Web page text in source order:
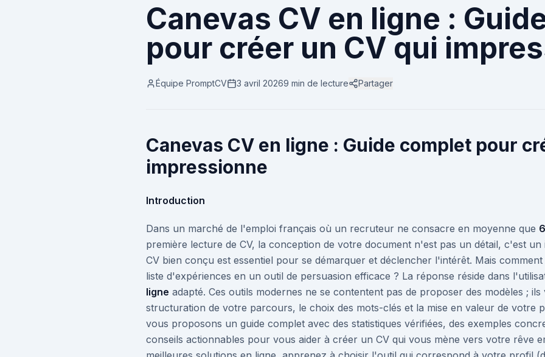
Canevas CV en ligne :
pour créer un CV qui
Équipe PromptCV 3 avril 20269 min de lecture Partager
Canevas CV en ligne : Guide complet pour
impressionne
Introduction
Dans un marché de l'emploi français où un recruteur ne consacre en moyenne que
première lecture de CV, la conception de votre document n'est pas un détail, c'est
CV bien conçu est essentiel pour se démarquer et déclencher l'intérêt. Mais
liste d'expériences en un outil de persuasion efficace ? La réponse réside dans
ligne adapté. Ces outils modernes ne se contentent pas de proposer des modèles ;
structuration de votre parcours, le choix des mots-clés et la mise en valeur de votre
vous proposons un guide complet avec des statistiques vérifiées, des exemples
conseils actionnables pour vous aider à créer un CV qui vous mène vers votre rêve